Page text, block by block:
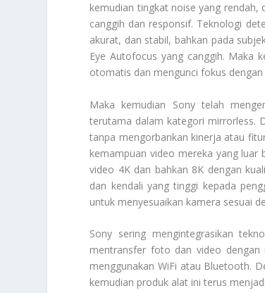
kemudian tingkat noise yang
canggih dan responsif. Teknologi
akurat, dan stabil, bahkan pada
Eye Autofocus yang canggih. Maka
otomatis dan mengunci fokus
Maka kemudian Sony telah
terutama dalam kategori mirrorless.
tanpa mengorbankan kinerja atau
kemampuan video mereka yang luar
video 4K dan bahkan 8K dengan
dan kendali yang tinggi kepada
untuk menyesuaikan kamera sesuai
Sony sering mengintegrasikan
mentransfer foto dan video dengan
menggunakan WiFi atau Bluetooth.
kemudian produk alat ini terus